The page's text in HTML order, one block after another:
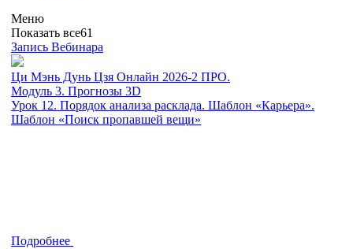
Меню
Показать все61
Запись Вебинара
Ци Мэнь Дунь Цзя Онлайн 2026-2 ПРО.
Модуль 3. Прогнозы 3D
Урок 12. Порядок анализа расклада. Шаблон «Карьера».
Шаблон «Поиск пропавшей вещи»
Подробнее